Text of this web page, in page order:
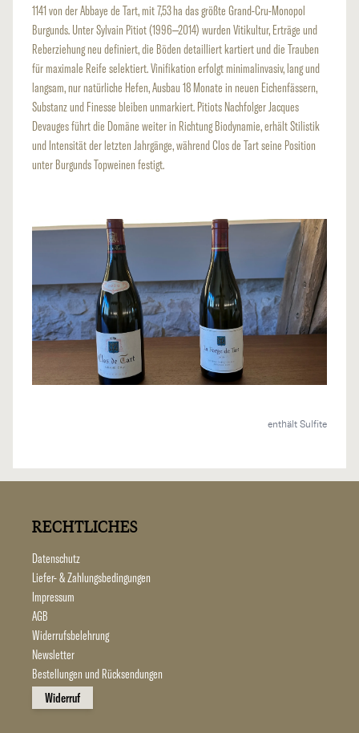
1141 von der Abbaye de Tart, mit 7,53 ha das größte Grand-Cru-Monopol
Burgunds. Unter Sylvain Pitiot (1996–2014) wurden Vitikultur, Erträge und
Reberziehung neu definiert, die Böden detailliert kartiert und die Trauben
für maximale Reife selektiert. Vinifikation erfolgt minimalinvasiv, lang und
langsam, nur natürliche Hefen, Ausbau 18 Monate in neuen Eichenfässern,
Substanz und Finesse bleiben unmarkiert. Pitiots Nachfolger Jacques
Devauges führt die Domäne weiter in Richtung Biodynamie, erhält Stilistik
und Intensität der letzten Jahrgänge, während Clos de Tart seine Position
unter Burgunds Topweinen festigt.
enthält Sulfite
RECHTLICHES
Datenschutz
Liefer- & Zahlungsbedingungen
Impressum
AGB
Widerrufsbelehrung
Newsletter
Bestellungen und Rücksendungen
Widerruf